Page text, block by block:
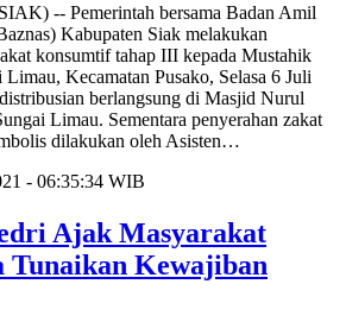
-- Pemerintah bersama Badan Amil
Kabupaten Siak melakukan
konsumtif tahap III kepada Mustahik
Kecamatan Pusako, Selasa 6 Juli
berlangsung di Masjid Nurul
Limau. Sementara penyerahan zakat
dilakukan oleh Asisten…
- 06:35:34 WIB
Ajak Masyarakat
Tunaikan Kewajiban